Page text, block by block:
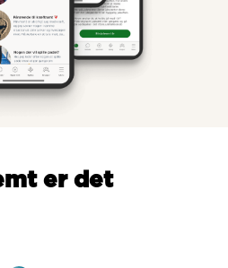
er det